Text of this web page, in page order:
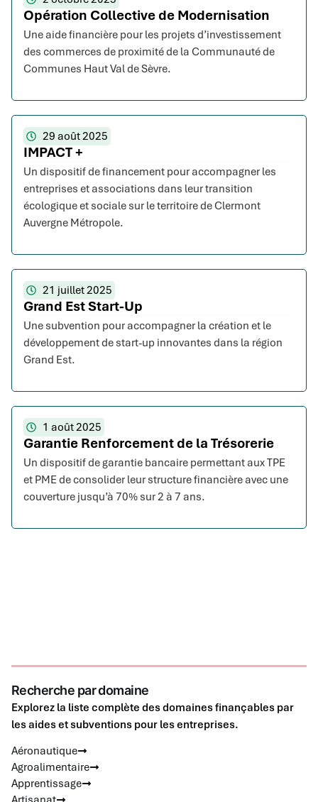
Opération Collective de Modernisation
Une aide financière pour les projets d’investissement
des commerces de proximité de la Communauté de
Communes Haut Val de Sèvre.
29 août 2025
IMPACT +
Un dispositif de financement pour accompagner les
entreprises et associations dans leur transition
écologique et sociale sur le territoire de Clermont
Auvergne Métropole.
21 juillet 2025
Grand Est Start-Up
Une subvention pour accompagner la création et le
développement de start-up innovantes dans la région
Grand Est.
1 août 2025
Garantie Renforcement de la Trésorerie
Un dispositif de garantie bancaire permettant aux TPE
et PME de consolider leur structure financière avec une
couverture jusqu’à 70% sur 2 à 7 ans.
Recherche par domaine
Explorez la liste complète des domaines finançables par
les aides et subventions pour les entreprises.
Aéronautique
Agroalimentaire
Apprentissage